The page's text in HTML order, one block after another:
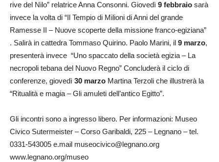
rive del Nilo” relatrice Anna Consonni. Giovedì 9 febbraio sarà
invece la volta di “Il Tempio di Milioni di Anni del grande
Ramesse II – Nuove scoperte della missione franco-egiziana”
. Salirà in cattedra Tommaso Quirino. Paolo Marini, il 9 marzo,
presenterà invece “Uno spaccato della società egizia – La
necropoli tebana del Nuovo Regno” Concluderà il ciclo di
conferenze, giovedì 30 marzo Martina Terzoli che illustrerà la
“Ritualità e magia – Gli amuleti dell’antico Egitto”.
Gli incontri sono a ingresso libero. Per informazioni: Museo
Civico Sutermeister – Corso Garibaldi, 225 – Legnano – tel.
0331-543005 e.mail museocivico@legnano.org
www.legnano.org/museo